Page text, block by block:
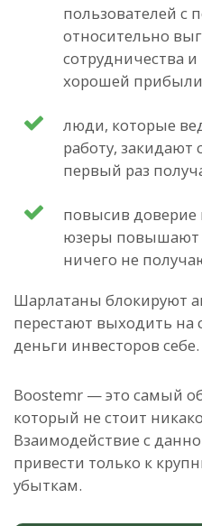
пользователей
относительно
сотрудничества
хорошей
люди, которые
работу, закидают
первый раз
повысив доверие
юзеры повышают
ничего не
Шарлатаны блокируют
перестают выходить на
деньги инвесторов себе.
Boostemr — это самый
который не стоит
Взаимодействие с
привести только к
убыткам.